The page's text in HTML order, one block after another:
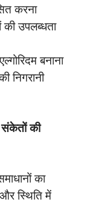
करना
की उपलब्धता
बनाना
निगरानी
संकेतों की
का
स्थिति में